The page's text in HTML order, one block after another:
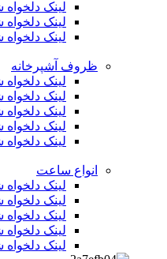
لینک دلخواه
لینک دلخواه
لینک دلخواه
ظروف آشپرخانه
لینک دلخواه
لینک دلخواه
لینک دلخواه
لینک دلخواه
لینک دلخواه
انواع ساعت
لینک دلخواه
لینک دلخواه
لینک دلخواه
لینک دلخواه
لینک دلخواه